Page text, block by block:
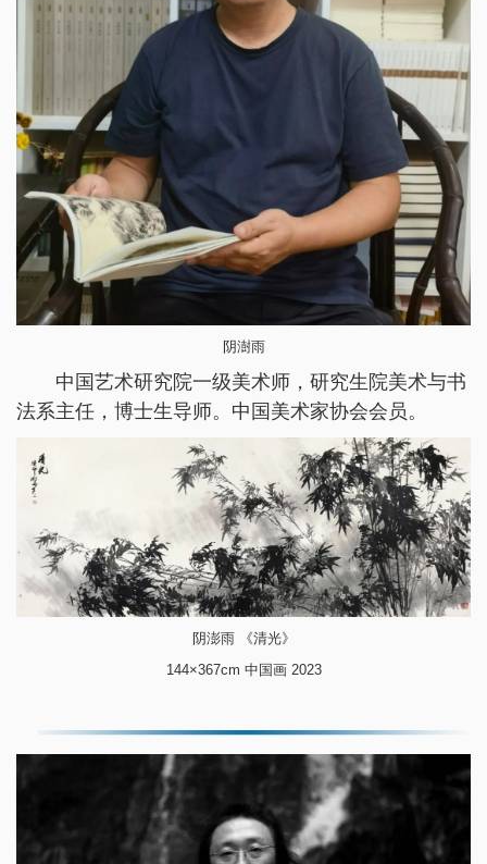
阴澍雨
中国艺术研究院一级美术师，研究生院美术与书
法系主任，博士生导师。中国美术家协会会员。
阴澎雨 《清光》
144×367cm 中国画 2023